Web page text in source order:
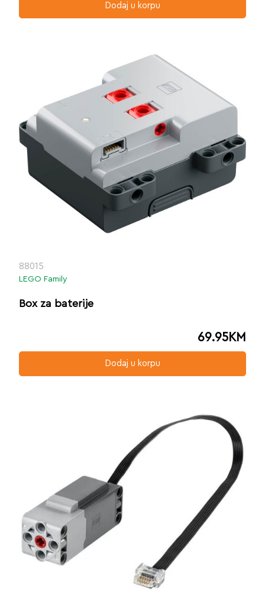
Dodaj u korpu
88015
LEGO Family
Box za baterije
69.95KM
Dodaj u korpu